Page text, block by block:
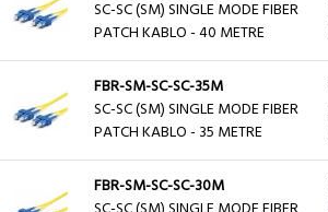
SC-SC (SM) SINGLE MODE FIBER
PATCH KABLO - 40 METRE
FBR-SM-SC-SC-35M
SC-SC (SM) SINGLE MODE FIBER
PATCH KABLO - 35 METRE
FBR-SM-SC-SC-30M